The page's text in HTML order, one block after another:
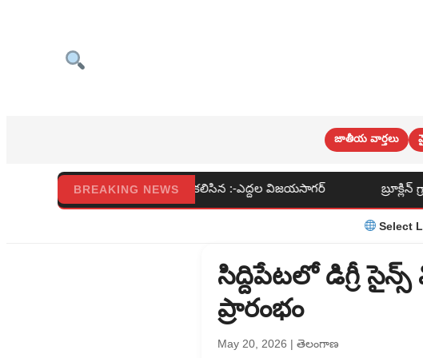
జాతీయ వార్తలు
BREAKING NEWS
:-ఎద్దల విజయసాగర్ బ్రూక్లిన్ గ్రామర్ హైస్కూల్‌లో అంగరంగ
Select
సిద్దిపేటలో డిగ్రీ సైన్స్
ప్రారంభం
May 20, 2026 | తెలంగాణ